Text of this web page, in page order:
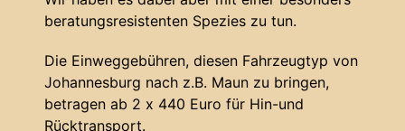
beratungsresistenten Spezies zu tun.
Die Einweggebühren, diesen Fahrzeugtyp von
Johannesburg nach z.B. Maun zu bringen,
betragen ab 2 x 440 Euro für Hin-und
Rücktransport.